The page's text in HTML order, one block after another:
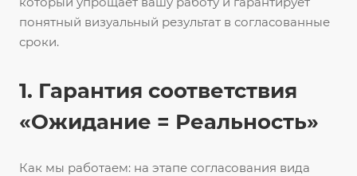
понятный визуальный результат в согласованные
сроки.
1. Гарантия соответствия
«Ожидание = Реальность»
Как мы работаем: на этапе согласования вида